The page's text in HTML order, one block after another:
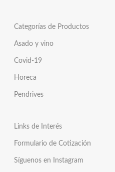
Categorías de Productos
Asado y vino
Covid-19
Horeca
Pendrives
Links de Interés
Formulario de Cotización
Síguenos en Instagram